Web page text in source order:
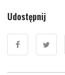
Udostępnij